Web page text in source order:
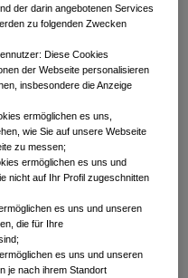
der darin angebotenen Services
zu folgenden Zwecken
Diese Cookies
der Webseite personalisieren
insbesondere die Anzeige
ermöglichen es uns,
wie Sie auf unsere Webseite
zu messen;
ermöglichen es uns und
nicht auf Ihr Profil zugeschnitten
es uns und unseren
die für Ihre
es uns und unseren
je nach ihrem Standort